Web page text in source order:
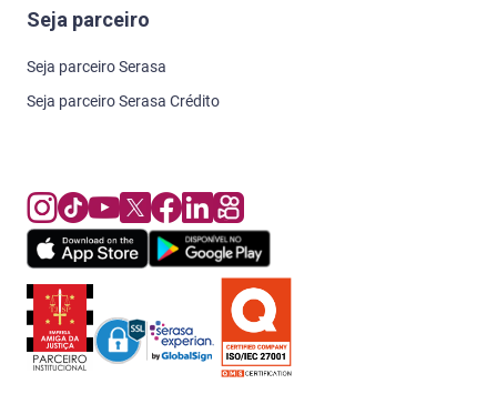
Seja parceiro
Seja parceiro Serasa
Seja parceiro Serasa Crédito